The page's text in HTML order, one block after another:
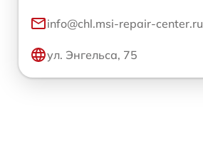
info@chl.msi-repair-center.ru
ул. Энгельса, 75